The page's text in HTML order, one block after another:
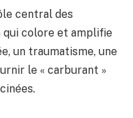
central des
qui colore et amplifie
un traumatisme, une
le « carburant »